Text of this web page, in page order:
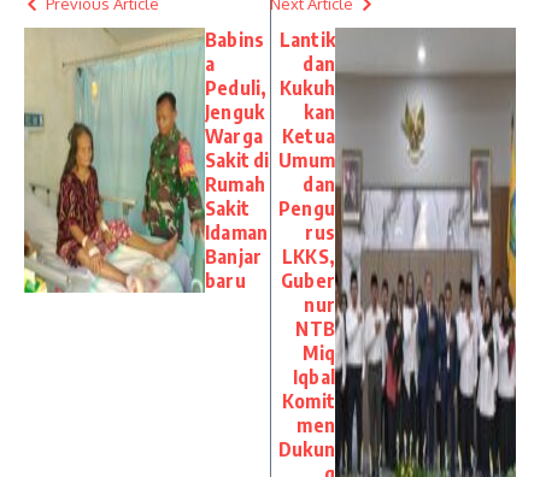
Previous Article
Babins
a
Peduli,
Jenguk
Warga
Sakit di
Rumah
Sakit
Idaman
Banjar
baru
Next Article
Lantik
dan
Kukuh
kan
Ketua
Umum
dan
Pengu
rus
LKKS,
Guber
nur
NTB
Miq
Iqbal
Komit
men
Dukun